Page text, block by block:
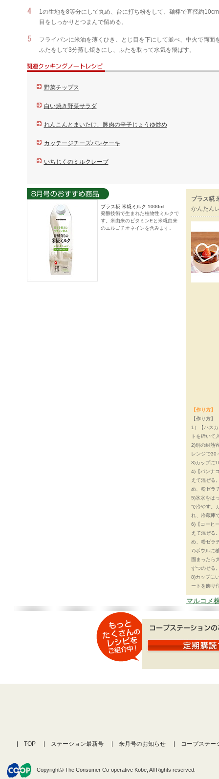
1の生地を8等分にして丸め、台に打ち粉をして、麺棒で直径約
目をしっかりとつまんで留める。
フライパンに米油を薄くひき、とじ目を下にして並べ、中火で両
ふたをして3分蒸し焼きにし、ふたを取って水気を飛ばす。
野菜チップス
白い焼き野菜サラダ
れんこんとまいたけ、豚肉の辛子じょうゆ炒め
カッテージチーズパンケーキ
いちじくのミルクレープ
プラス糀 米糀ミルク 1000ml
発酵技術で生まれた植物性ミルクで
す。米由来のビタミンEと米糀由来
のエルゴチオネインを含みます。
プラス糀
かんたん
【作り方】
【作り方】
1）【ハス
トを砕いて
2)別の耐熱
レンジで30
3)カップに
4)【パンナ
えて混ぜる
め、粉ゼラ
5)氷水をは
で冷やす。
れ、冷蔵庫
6)【コーヒ
えて混ぜる
め、粉ゼラ
7)ボウルに
固まったら
ずつのせる
8)カップに
ートを飾り
マルコメ
TOP ステーション最新号 来月号のお知らせ コープステー
Copyright© The Consumer Co-operative Kobe, All Rights reserved.